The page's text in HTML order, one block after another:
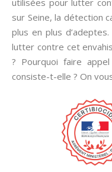
utilisées pour lutter
sur Seine, la détection
plus en plus
lutter contre cet
? Pourquoi faire
consiste-t-elle ? On